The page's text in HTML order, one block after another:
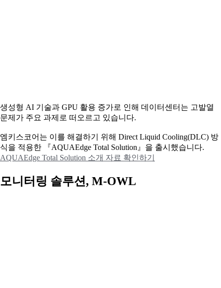
생성형 AI 기술과 GPU 활용 증가로 인해 데이터센터는 고발열
문제가 주요 과제로 떠오르고 있습니다.
엠키스코어는 이를 해결하기 위해 Direct Liquid Cooling(DLC) 방
식을 적용한 『AQUAEdge Total Solution』을 출시했습니다.
AQUAEdge Total Solution 소개 자료 확인하기
모니터링 솔루션, M-OWL